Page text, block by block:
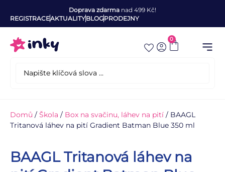
Doprava zdarma nad 499 Kč!
REGISTRACEAKTUALITYBLOGPRODEJNY
0
Domů / Škola / Box na svačinu, láhev na pití / BAAGL
Tritanová láhev na pití Gradient Batman Blue 350 ml
BAAGL Tritanová láhev na